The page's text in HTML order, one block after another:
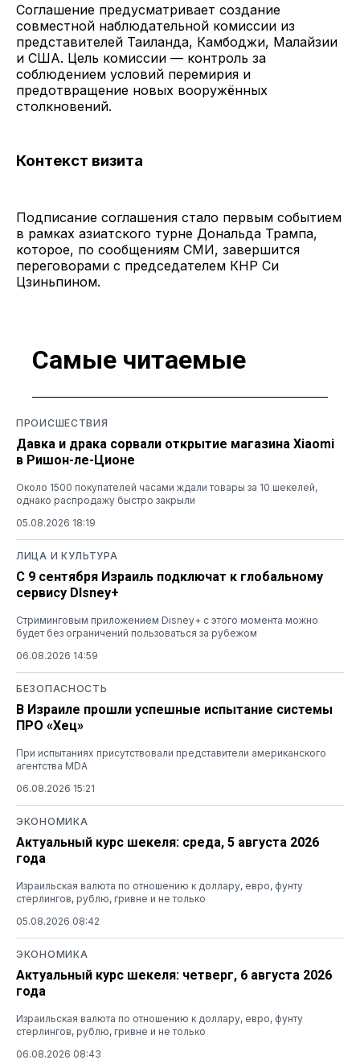
Соглашение предусматривает создание
совместной наблюдательной комиссии из
представителей Таиланда, Камбоджи, Малайзии
и США. Цель комиссии — контроль за
соблюдением условий перемирия и
предотвращение новых вооружённых
столкновений.
Контекст визита
Подписание соглашения стало первым событием
в рамках азиатского турне Дональда Трампа,
которое, по сообщениям СМИ, завершится
переговорами с председателем КНР Си
Цзиньпином.
Самые читаемые
ПРОИСШЕСТВИЯ
Давка и драка сорвали открытие магазина Xiaomi
в Ришон-ле-Ционе
Около 1500 покупателей часами ждали товары за 10 шекелей,
однако распродажу быстро закрыли
05.08.2026 18:19
ЛИЦА И КУЛЬТУРА
С 9 сентября Израиль подключат к глобальному
сервису DIsney+
Стриминговым приложением Disney+ с этого момента можно
будет без ограничений пользоваться за рубежом
06.08.2026 14:59
БЕЗОПАСНОСТЬ
В Израиле прошли успешные испытание системы
ПРО «Хец»
При испытаниях присутствовали представители американского
агентства MDA
06.08.2026 15:21
ЭКОНОМИКА
Актуальный курс шекеля: среда, 5 августа 2026
года
Израильская валюта по отношению к доллару, евро, фунту
стерлингов, рублю, гривне и не только
05.08.2026 08:42
ЭКОНОМИКА
Актуальный курс шекеля: четверг, 6 августа 2026
года
Израильская валюта по отношению к доллару, евро, фунту
стерлингов, рублю, гривне и не только
06.08.2026 08:43